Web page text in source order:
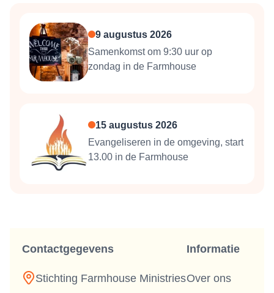
9 augustus 2026
Samenkomst om 9:30 uur op
zondag in de Farmhouse
15 augustus 2026
Evangeliseren in de omgeving, start
13.00 in de Farmhouse
Contactgegevens
Stichting Farmhouse Ministries
Informatie
Over ons